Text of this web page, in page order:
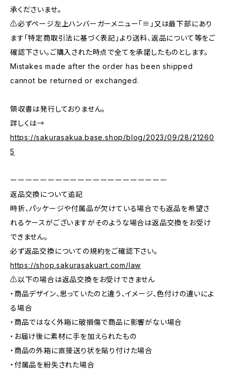
承くださいませ。
⚠️必ずページ左上ハンバーガーメニュー「≡」又は最下部にあり
ます「特定商取引法に基づく表記」より送料、返品について等をご
確認下さい。ご購入された時点で全てを承諾したものとします。
Mistakes made after the order has been shipped
cannot be returned or exchanged.
領収書は発行しておりません。
詳しくは→
https://sakurasakua.base.shop/blog/2023/09/28/21260
5
ーーーーーーーーーーーーーーーーーーーーー
返品交換について追記
時折、パッケージや付属品が欠けている場合でも返品を希望さ
れるケースがございますがそのような場合は返品交換をお受け
できません。
必ず返品交換についての規約をご確認下さい。
https://shop.sakurasakuart.com/law
⚠️以下の場合は返品交換をお受けできません
・商品デザイン、思っていたのと違う、イメージ、色付けの違いによ
る場合
・商品ではなく外箱に破損傷で商品に影響がない場合
・お届け後に素材に手を加えられたもの
・商品の外箱に直接送り状を貼り付けた場合
・付属品を紛失された場合